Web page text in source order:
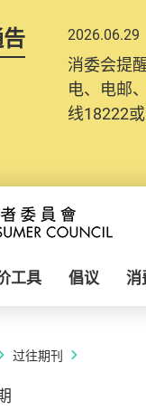
2026.06.29
消委会提
电、电邮
线18222
工具 倡议 消
过往期刊